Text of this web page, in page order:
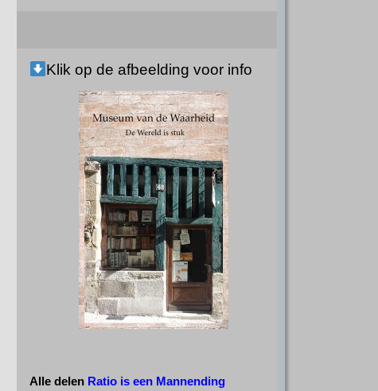
Klik op de afbeelding voor info
Alle delen Ratio is een Mannending